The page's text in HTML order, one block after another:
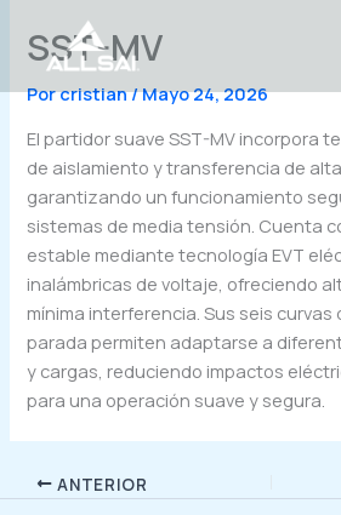
contenido
SST-MV
Porcristian/Mayo 24, 2026
El partidor suave SST-MV incorpora
de aislamiento y transferencia de
garantizando un funcionamiento
sistemas de media tensión. Cuenta
estable mediante tecnología EVT
inalámbricas de voltaje, ofreciendo
mínima interferencia. Sus seis curvas
parada permiten adaptarse a
y cargas, reduciendo impactos
para una operación suave y segura.
ANTERIOR